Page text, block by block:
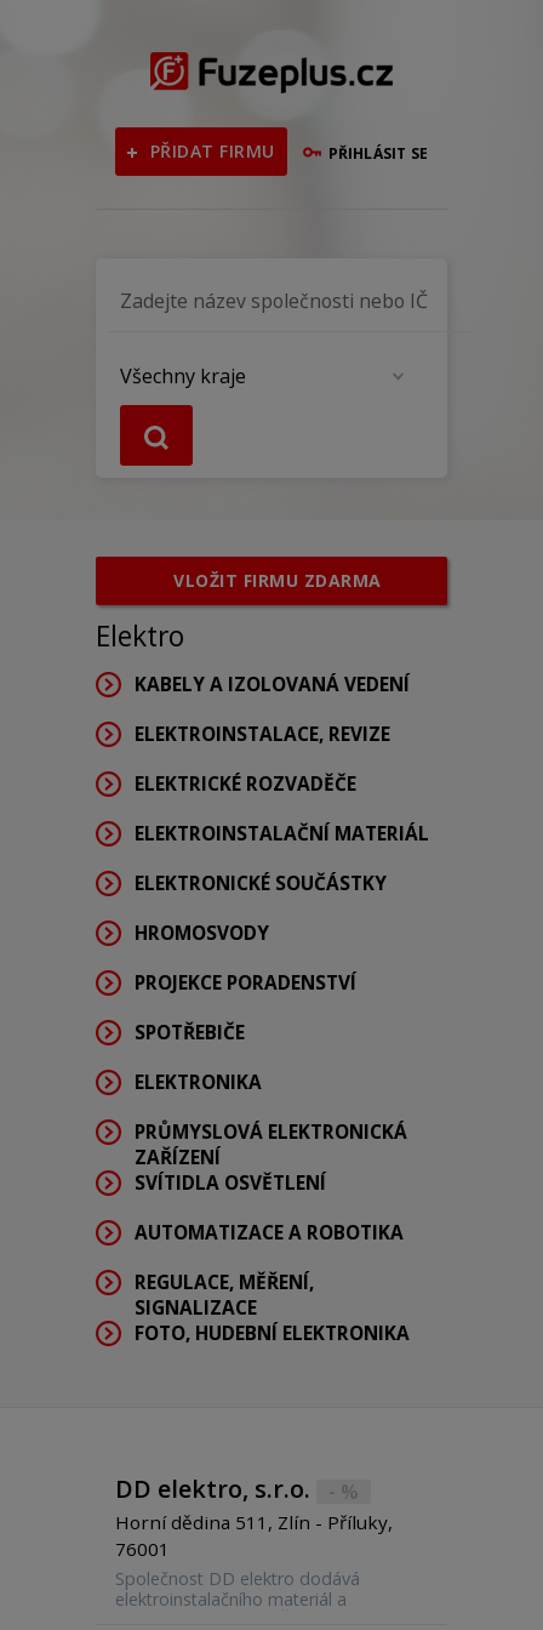
PŘIDAT FIRMU PŘIHLÁSIT SE
VLOŽIT FIRMU ZDARMA
Elektro
KABELY A IZOLOVANÁ VEDENÍ
ELEKTROINSTALACE, REVIZE
ELEKTRICKÉ ROZVADĚČE
ELEKTROINSTALAČNÍ MATERIÁL
ELEKTRONICKÉ SOUČÁSTKY
HROMOSVODY
PROJEKCE PORADENSTVÍ
SPOTŘEBIČE
ELEKTRONIKA
PRŮMYSLOVÁ ELEKTRONICKÁ
ZAŘÍZENÍ
SVÍTIDLA OSVĚTLENÍ
AUTOMATIZACE A ROBOTIKA
REGULACE, MĚŘENÍ,
SIGNALIZACE
FOTO, HUDEBNÍ ELEKTRONIKA
DD elektro, s.r.o. - %
Horní dědina 511, Zlín - Příluky,
76001
Společnost DD elektro dodává
elektroinstalačního materiál a